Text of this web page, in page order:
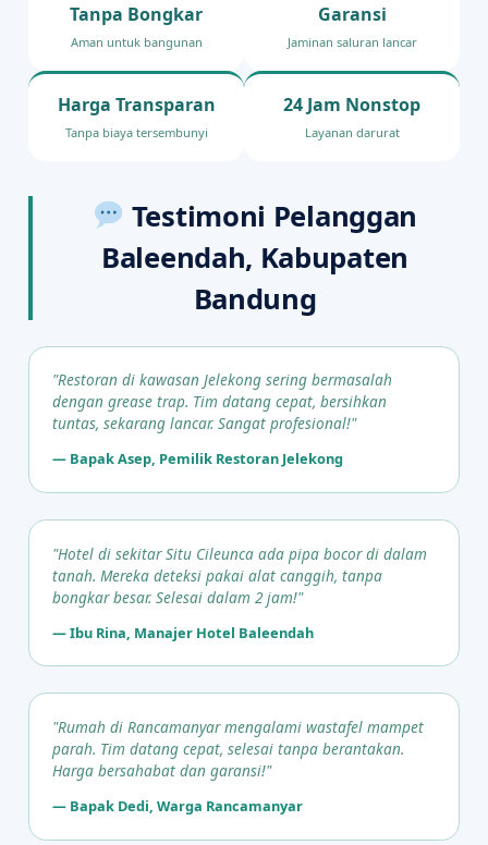
Tanpa Bongkar
Aman untuk bangunan
Garansi
Jaminan saluran lancar
Harga Transparan
Tanpa biaya tersembunyi
24 Jam Nonstop
Layanan darurat
Testimoni Pelanggan
Baleendah, Kabupaten
Bandung
"Restoran di kawasan Jelekong sering bermasalah
dengan grease trap. Tim datang cepat, bersihkan
tuntas, sekarang lancar. Sangat profesional!"
— Bapak Asep, Pemilik Restoran Jelekong
"Hotel di sekitar Situ Cileunca ada pipa bocor di dalam
tanah. Mereka deteksi pakai alat canggih, tanpa
bongkar besar. Selesai dalam 2 jam!"
— Ibu Rina, Manajer Hotel Baleendah
"Rumah di Rancamanyar mengalami wastafel mampet
parah. Tim datang cepat, selesai tanpa berantakan.
Harga bersahabat dan garansi!"
— Bapak Dedi, Warga Rancamanyar